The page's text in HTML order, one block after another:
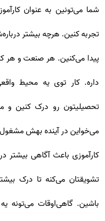
شما می‌تونین به عنوان
تجربه کنین. هرچه بیشتر
پیدا می‌کنین. هر صنعت و هر
داره. کار توی یه محیط
تحصیلیتون رو درک کنین
می‌خواین در آینده بهش
کارآموزی باعث آگاهی بیشتر
تشویقتان می‌کنه تا درک
باشین. گاهی‌اوقات می‌تونه